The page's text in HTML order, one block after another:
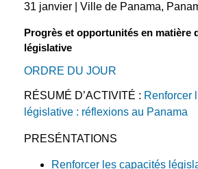
31 janvier | Ville de Panama,
Progrès et opportunités en matière
législative
ORDRE DU JOUR
RÉSUMÉ D’ACTIVITÉ : Renforcer
législative : réflexions au Panama
PRESÉNTATIONS
Renforcer les capacités